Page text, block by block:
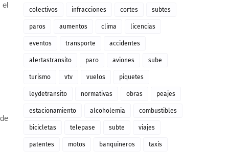
el
colectivos infracciones cortes subtes
paros aumentos clima licencias
eventos transporte accidentes
alertastransito paro aviones sube
turismo vtv vuelos piquetes
leydetransito normativas obras peajes
estacionamiento alcoholemia combustibles
bicicletas telepase subte viajes
patentes motos banquineros taxis